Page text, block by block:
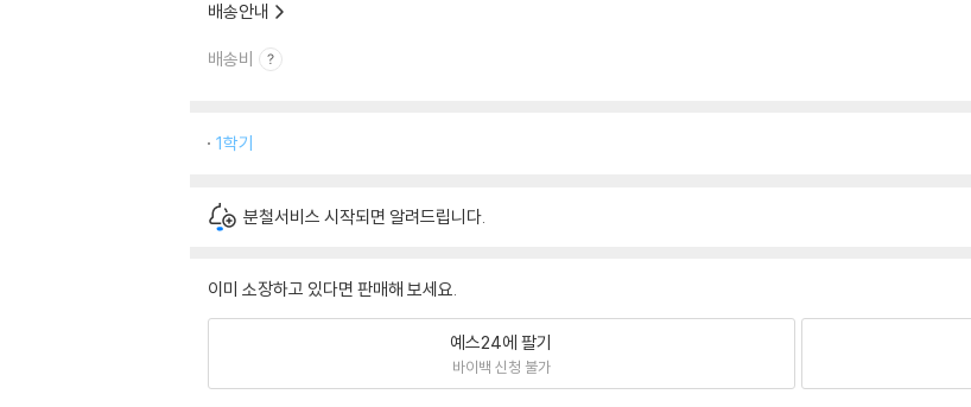
배송안내
배송비
1학기
분철서비스 시작되면 알려드립니다.
이미 소장하고 있다면 판매해 보세요.
예스24에 팔기
바이백 신청 불가